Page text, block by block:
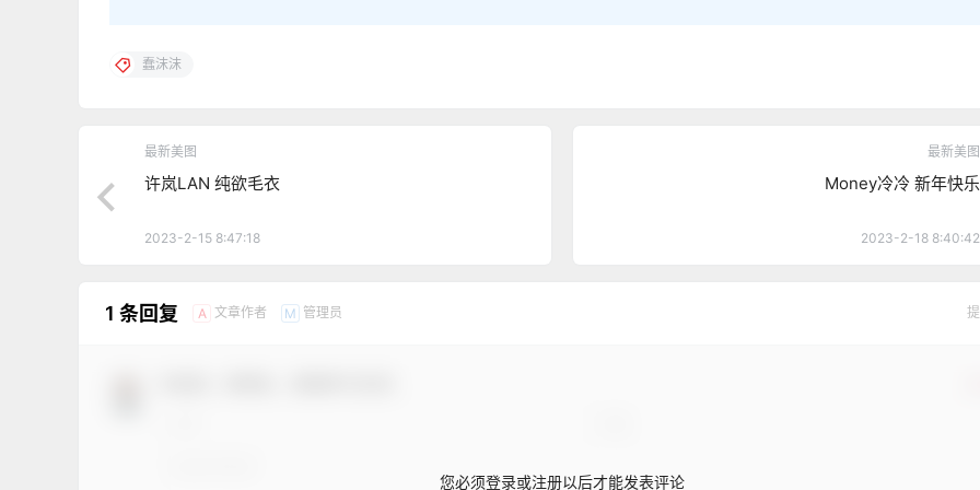
蠢沫沫
最新美图
许岚LAN 纯欲毛衣
2023-2-15 8:47:18
最新美图
Money冷冷 新年快乐
2023-2-18 8:40:42
1 条回复 A 文章作者 M 管理员
您必须登录或注册以后才能发表评论